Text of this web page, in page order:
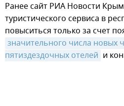
Ранее сайт РИА Новости
туристического сервиса в
повыситься только за счет
значительного числа новых
пятиздездочных отелей и